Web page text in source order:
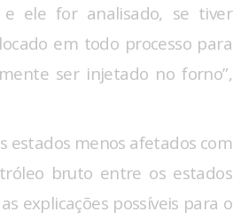
ele for analisado, se tiver
em todo processo para
ser injetado no forno”,
estados menos afetados com
bruto entre os estados
explicações possíveis para o